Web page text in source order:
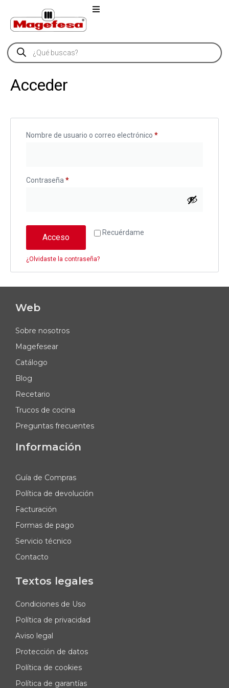
Acceder
Nombre de usuario o correo electrónico *
Contraseña *
Recuérdame
Acceso
¿Olvidaste la contraseña?
Web
Sobre nosotros
Magefesear
Catálogo
Blog
Recetario
Trucos de cocina
Preguntas frecuentes
Información
Guía de Compras
Política de devolución
Facturación
Formas de pago
Servicio técnico
Contacto
Textos legales
Condiciones de Uso
Política de privacidad
Aviso legal
Protección de datos
Política de cookies
Política de garantías